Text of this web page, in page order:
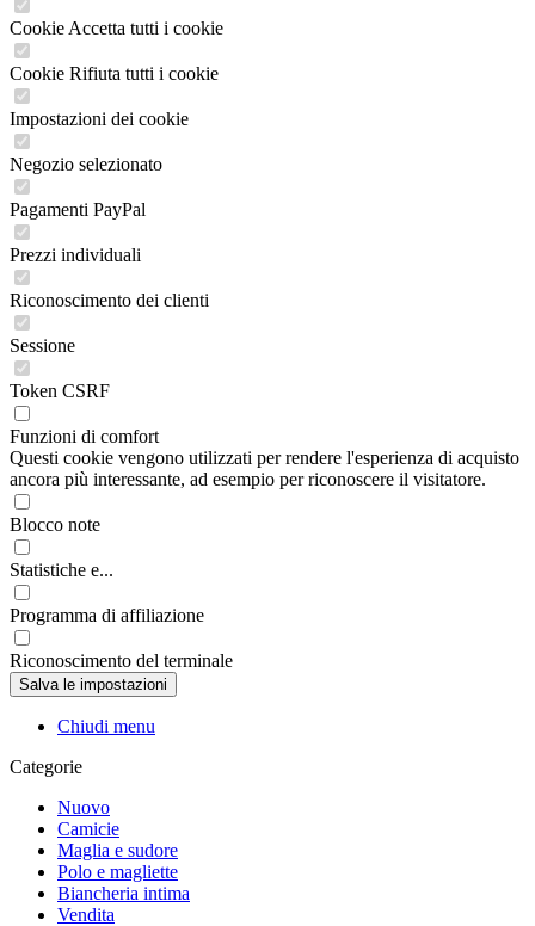
Cookie Accetta tutti i cookie
Cookie Rifiuta tutti i cookie
Impostazioni dei cookie
Negozio selezionato
Pagamenti PayPal
Prezzi individuali
Riconoscimento dei clienti
Sessione
Token CSRF
Funzioni di comfort
Questi cookie vengono utilizzati per rendere l'esperienza di acquisto
ancora più interessante, ad esempio per riconoscere il visitatore.
Blocco note
Statistiche e...
Programma di affiliazione
Riconoscimento del terminale
Chiudi menu
Categorie
Nuovo
Camicie
Maglia e sudore
Polo e magliette
Biancheria intima
Vendita